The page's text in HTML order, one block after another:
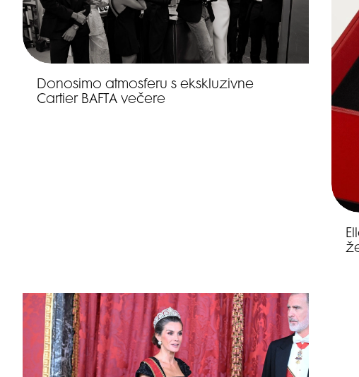
Donosimo atmosferu s ekskluzivne
Cartier BAFTA večere